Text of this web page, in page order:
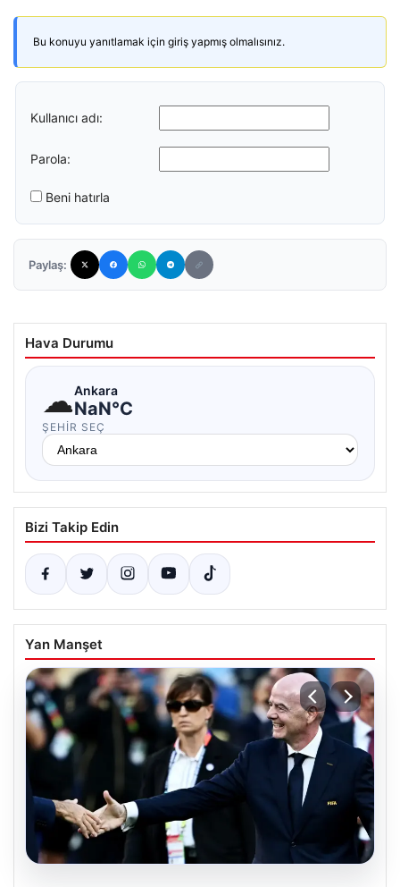
Bu konuyu yanıtlamak için giriş yapmış olmalısınız.
Kullanıcı adı:
Parola:
Beni hatırla
Paylaş:
Hava Durumu
☁Ankara
NaN°C
ŞEHIR SEÇ
Bizi Takip Edin
Yan Manşet